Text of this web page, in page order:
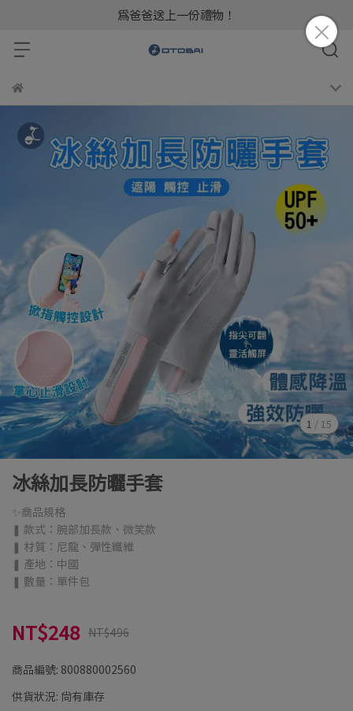
為爸爸送上一份禮物！
1 / 15
冰絲加長防曬手套
✨商品規格
❚ 款式：腕部加長款、微笑款
❚ 材質：尼龍、彈性纖維
❚ 產地：中國
❚ 數量：單件包
NT$248 NT$496
商品編號: 800880002560
供貨狀況: 尚有庫存